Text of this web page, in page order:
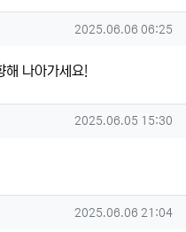
작성일
2025.06.06 06:25
해 나아가세요!
작성일
2025.06.05 15:30
작성일
2025.06.06 21:04